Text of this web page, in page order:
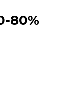
80%